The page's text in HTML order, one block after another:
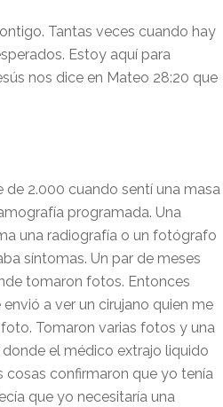
Tantas veces cuando hay
Estoy aquí para
nos dice en Mateo 28:20 que
2.000 cuando sentí una masa
programada. Una
una radiografía o un fotógrafo
síntomas. Un par de meses
tomaron fotos. Entonces
a ver un cirujano quien me
Tomaron varias fotos y una
el médico extrajo liquido
cosas confirmaron que yo tenía
que yo necesitaría una